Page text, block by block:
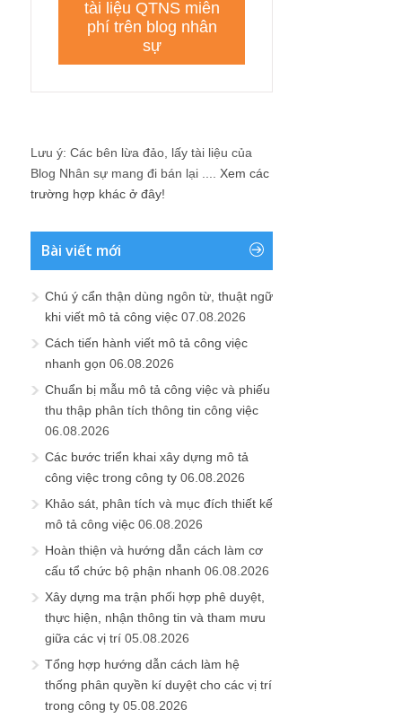
Lưu ý: Các bên lừa đảo, lấy tài liệu của
Blog Nhân sự mang đi bán lại .... Xem các
trường hợp khác ở đây!
Bài viết mới
Chú ý cẩn thận dùng ngôn từ, thuật ngữ
khi viết mô tả công việc 07.08.2026
Cách tiến hành viết mô tả công việc
nhanh gọn 06.08.2026
Chuẩn bị mẫu mô tả công việc và phiếu
thu thập phân tích thông tin công việc
06.08.2026
Các bước triển khai xây dựng mô tả
công việc trong công ty 06.08.2026
Khảo sát, phân tích và mục đích thiết kế
mô tả công việc 06.08.2026
Hoàn thiện và hướng dẫn cách làm cơ
cấu tổ chức bộ phận nhanh 06.08.2026
Xây dựng ma trận phối hợp phê duyệt,
thực hiện, nhận thông tin và tham mưu
giữa các vị trí 05.08.2026
Tổng hợp hướng dẫn cách làm hệ
thống phân quyền kí duyệt cho các vị trí
trong công ty 05.08.2026